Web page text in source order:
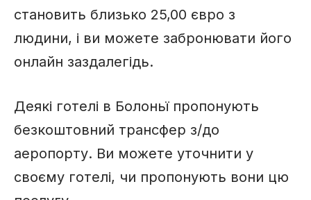
становить близько 25,00 євро з
людини, і ви можете забронювати його
онлайн заздалегідь.
Деякі готелі в Болоньї пропонують
безкоштовний трансфер з/до
аеропорту. Ви можете уточнити у
своєму готелі, чи пропонують вони цю